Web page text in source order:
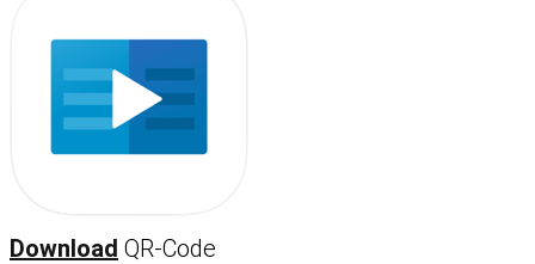
Download QR-Code